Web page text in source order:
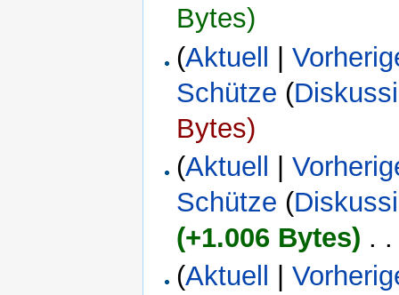
Bytes)
(Aktuell |
Schütze (
Bytes)
(Aktuell |
Schütze (
(+1.006 Bytes) . .
(Aktuell |